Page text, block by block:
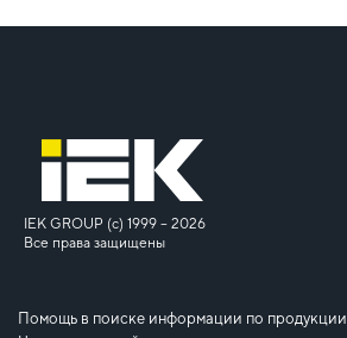
IEK GROUP (c) 1999 – 2026
Все права защищены
Помощь в поиске информации по продукции